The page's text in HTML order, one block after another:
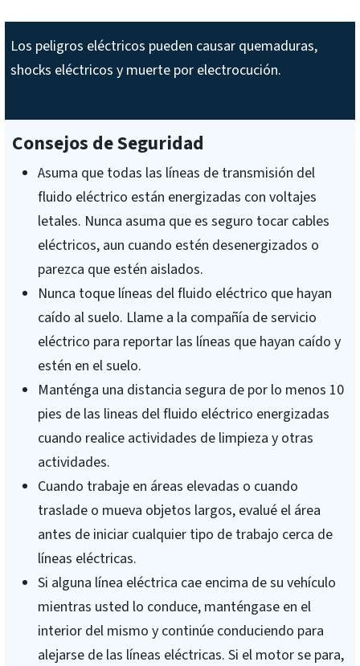
Los peligros eléctricos pueden causar quemaduras,
shocks eléctricos y muerte por electrocución.
Consejos de Seguridad
Asuma que todas las líneas de transmisión del
fluido eléctrico están energizadas con voltajes
letales. Nunca asuma que es seguro tocar cables
eléctricos, aun cuando estén desenergizados o
parezca que estén aislados.
Nunca toque líneas del fluido eléctrico que hayan
caído al suelo. Llame a la compañía de servicio
eléctrico para reportar las líneas que hayan caído y
estén en el suelo.
Manténga una distancia segura de por lo menos 10
pies de las lineas del fluido eléctrico energizadas
cuando realice actividades de limpieza y otras
actividades.
Cuando trabaje en áreas elevadas o cuando
traslade o mueva objetos largos, evalué el área
antes de iniciar cualquier tipo de trabajo cerca de
líneas eléctricas.
Si alguna línea eléctrica cae encima de su vehículo
mientras usted lo conduce, manténgase en el
interior del mismo y continúe conduciendo para
alejarse de las líneas eléctricas. Si el motor se para,